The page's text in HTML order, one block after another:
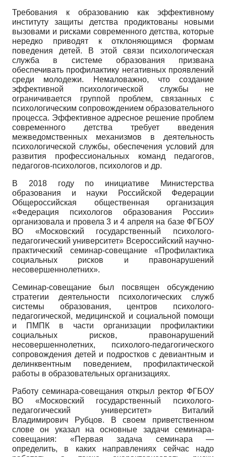
Требования к образованию как эффективному
институту защиты детства продиктованы новыми
вызовами и рисками современного детства, которые
нередко приводят к отклоняющимся формам
поведения детей. В этой связи психологическая
служба в системе образования призвана
обеспечивать профилактику негативных проявлений
среди молодежи. Немаловажно, что создание
эффективной психологической службы не
ограничивается группой проблем, связанных с
психологическим сопровождением образовательного
процесса. Эффективное адресное решение проблем
современного детства требует введения
межведомственных механизмов в деятельность
психологической службы, обеспечения условий для
развития профессиональных команд педагогов,
педагогов-психологов, психологов и др.
В 2018 году по инициативе Министерства
образования и науки Российской Федерации
Общероссийская общественная организация
«Федерация психологов образования России»
организовала и провела 3 и 4 апреля на базе ФГБОУ
ВО «Московский государственный психолого-
педагогический университет» Всероссийский научно-
практический семинар-совещание «Профилактика
социальных рисков и правонарушений
несовершеннолетних».
Семинар-совещание был посвящен обсуждению
стратегии деятельности психологических служб
системы образования, центров психолого-
педагогической, медицинской и социальной помощи
и ПМПК в части организации профилактики
социальных рисков, правонарушений
несовершеннолетних, психолого-педагогического
сопровождения детей и подростков с девиантным и
делинквентным поведением, профилактической
работы в образовательных организациях.
Работу семинара-совещания открыл ректор ФГБОУ
ВО «Московский государственный психолого­
педагогический университет» Виталий
Владимирович Рубцов. В своем приветственном
слове он указал на основные задачи семинара-
совещания: «Первая задача семинара —
определить, в каких направлениях сейчас надо